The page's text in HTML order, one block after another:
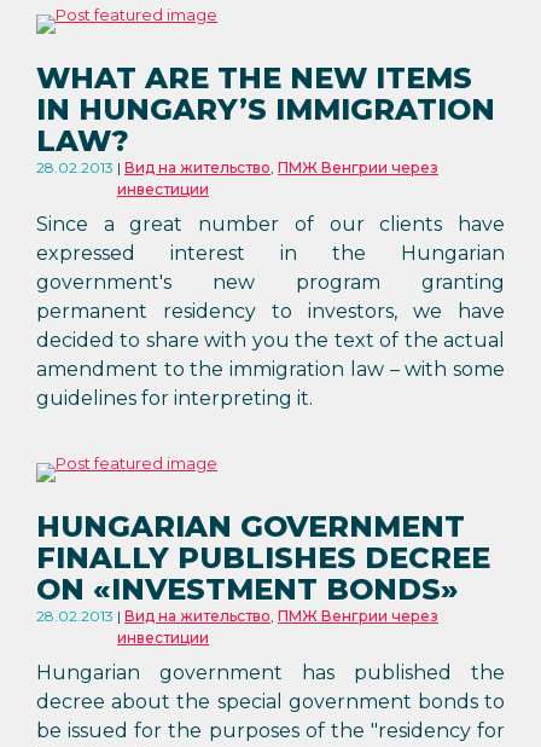
WHAT ARE THE NEW ITEMS
IN HUNGARY’S IMMIGRATION
LAW?
28.02.2013 Вид на жительство, ПМЖ Венгрии через
инвестиции
Since a great number of our clients have
expressed interest in the Hungarian
government's new program granting
permanent residency to investors, we have
decided to share with you the text of the actual
amendment to the immigration law – with some
guidelines for interpreting it.
HUNGARIAN GOVERNMENT
FINALLY PUBLISHES DECREE
ON «INVESTMENT BONDS»
28.02.2013 Вид на жительство, ПМЖ Венгрии через
инвестиции
Hungarian government has published the
decree about the special government bonds to
be issued for the purposes of the "residency for